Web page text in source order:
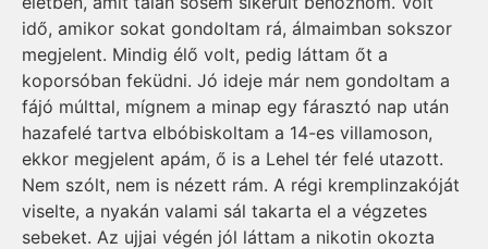
idő, amikor sokat gondoltam rá, álmaimban sokszor
megjelent. Mindig élő volt, pedig láttam őt a
koporsóban feküdni. Jó ideje már nem gondoltam a
fájó múlttal, mígnem a minap egy fárasztó nap után
hazafelé tartva elbóbiskoltam a 14-es villamoson,
ekkor megjelent apám, ő is a Lehel tér felé utazott.
Nem szólt, nem is nézett rám. A régi kremplinzakóját
viselte, a nyakán valami sál takarta el a végzetes
sebeket. Az ujjai végén jól láttam a nikotin okozta